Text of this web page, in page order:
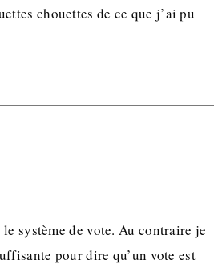
chouettes de ce que j’ai pu
système de vote. Au contraire je
pour dire qu’un vote est